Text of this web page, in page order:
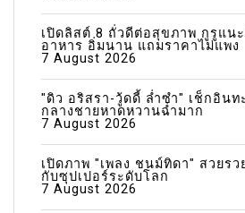
เปิดลิสต์ 8 ถั่วดีต่อสุขภาพ กูรูแน
อาหาร อิ่มนาน แถมราคาไม่แพง
7 August 2026
"ดิว อริสรา-วู้ดดี้ ล่ำซำ" เช็กอินท
กลางชายหาดหวานฉ่ำมาก
7 August 2026
เปิดภาพ "เพลง ชนม์ทิดา" สวยร
กับซุปเปอร์ระดับโลก
7 August 2026